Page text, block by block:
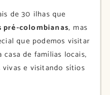
de 30 ilhas que
colombianas, mas
que podemos visitar
de famílias locais,
e visitando sítios